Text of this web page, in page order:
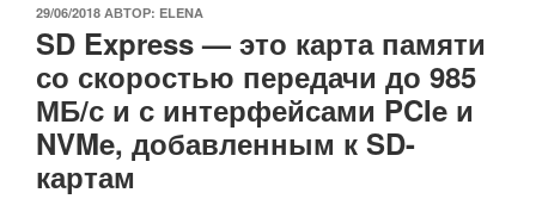
ОПУБЛИКОВАНО
29/06/2018 АВТОР: ELENA
SD Express — это карта памяти
со скоростью передачи до 985
МБ/с и с интерфейсами PCIe и
NVMe, добавленным к SD-
картам